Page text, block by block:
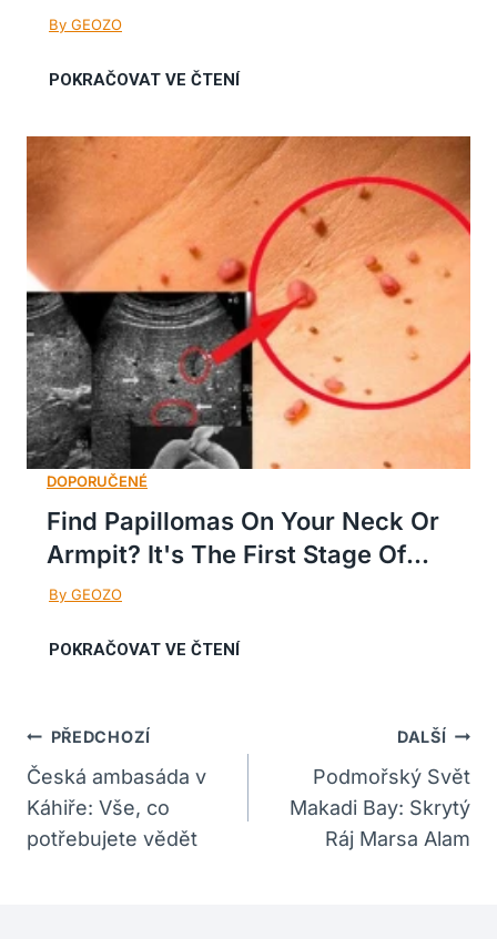
Find Papillomas On Your Neck Or
Armpit? It's The First Stage Of...
Navigace
Pro
Příspěvek
PŘEDCHOZÍ
Česká ambasáda v
Káhiře: Vše, co
potřebujete vědět
DALŠÍ
Podmořský Svět
Makadi Bay: Skrytý
Ráj Marsa Alam